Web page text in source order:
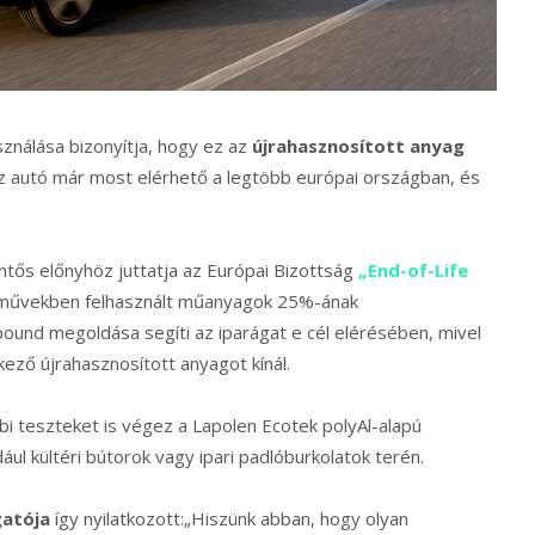
bizonyítja, hogy ez az újrahasznosított anyag
autó már most elérhető a legtöbb európai országban, és
előnyhöz juttatja az Európai Bizottság „End-of-Life
felhasznált műanyagok 25%-ának
megoldása segíti az iparágat e cél elérésében, mivel
újrahasznosított anyagot kínál.
teszteket is végez a Lapolen Ecotek polyAl-alapú
kültéri bútorok vagy ipari padlóburkolatok terén.
így nyilatkozott:„Hiszünk abban, hogy olyan